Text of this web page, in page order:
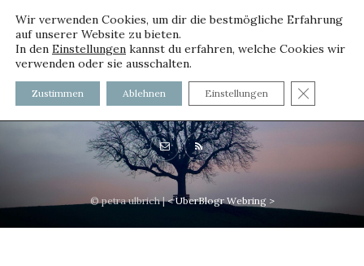
voller worte - mit und ohne
Innenfutter
© petra ulbrich |< UberBlogr Webring >
Wir verwenden Cookies, um dir die bestmögliche Erfahrung
auf unserer Website zu bieten.
In den Einstellungen kannst du erfahren, welche Cookies wir
verwenden oder sie ausschalten.
Zustimmen Ablehnen Einstellungen GDPR